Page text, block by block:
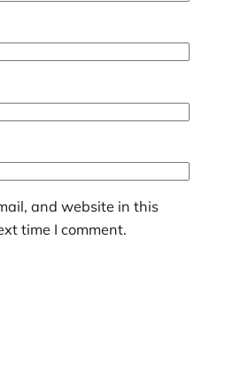
and website in this
time I comment.